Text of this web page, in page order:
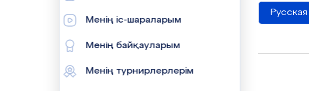
Менің іс-шараларым
Менің байқауларым
Менің турнирлерлерім